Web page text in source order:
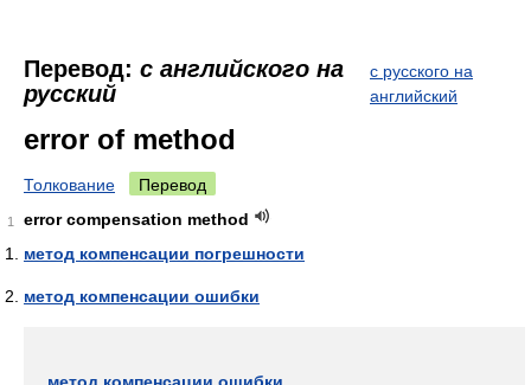
Перевод: с английского на
русский
с русского на
английский
error of method
Толкование Перевод
1
error compensation method
метод компенсации погрешности
метод компенсации ошибки